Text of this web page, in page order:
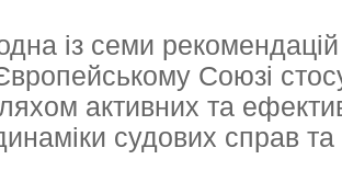
із семи
Союзі
активних та
судових справ